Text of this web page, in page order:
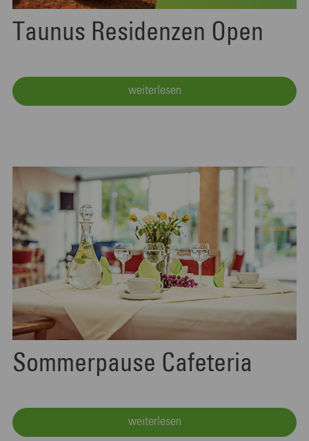
Taunus Residenzen Open
weiterlesen
Sommerpause Cafeteria
weiterlesen